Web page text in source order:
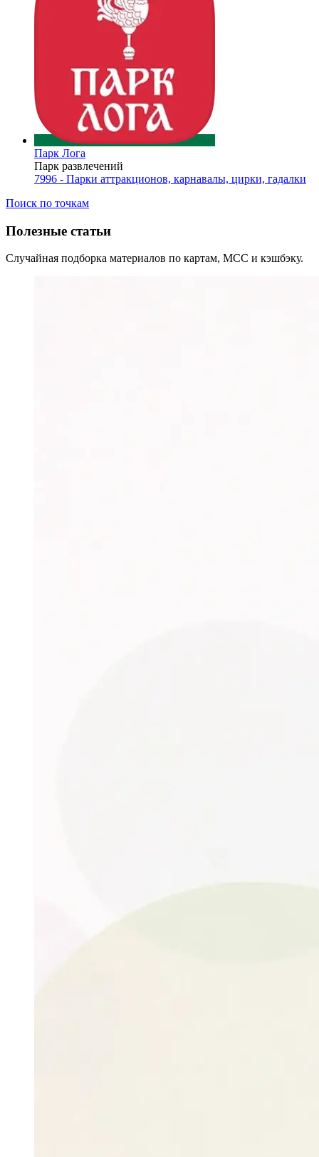
Парк Лога
Парк развлечений
7996 - Парки аттракционов, карнавалы, цирки, гадалки
Поиск по точкам
Полезные статьи
Случайная подборка материалов по картам, MCC и кэшбэку.